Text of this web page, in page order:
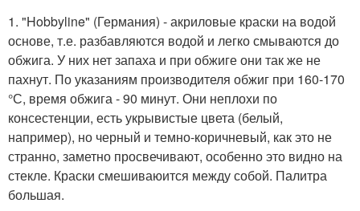
1. "Hobbyline" (Германия) - акриловые краски на водой
основе, т.е. разбавляются водой и легко смываются до
обжига. У них нет запаха и при обжиге они так же не
пахнут. По указаниям производителя обжиг при 160-170
°С, время обжига - 90 минут. Они неплохи по
консестенции, есть укрывистые цвета (белый,
например), но черный и темно-коричневый, как это не
странно, заметно просвечивают, особенно это видно на
стекле. Краски смешиваюится между собой. Палитра
большая.